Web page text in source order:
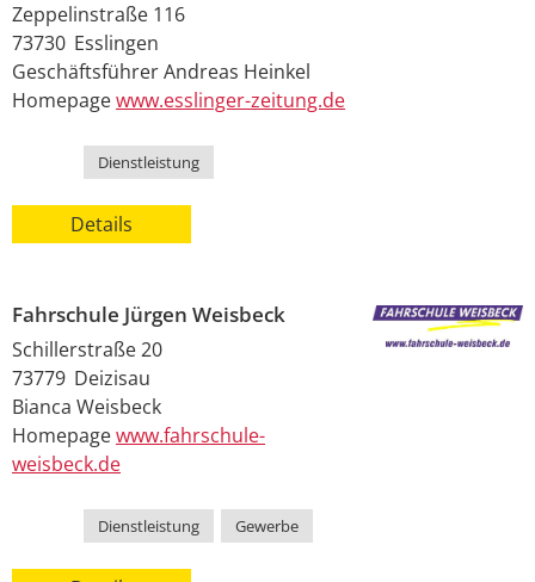
Zeppelinstraße 116
73730 Esslingen
GeschäftsführerAndreas Heinkel
Homepagewww.esslinger-zeitung.de
Dienstleistung
Details
Fahrschule Jürgen Weisbeck
Schillerstraße 20
73779 Deizisau
Bianca Weisbeck
Homepagewww.fahrschule-
weisbeck.de
Dienstleistung Gewerbe